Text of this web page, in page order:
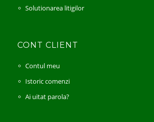
Solutionarea litigilor
CONT CLIENT
Contul meu
Istoric comenzi
Ai uitat parola?